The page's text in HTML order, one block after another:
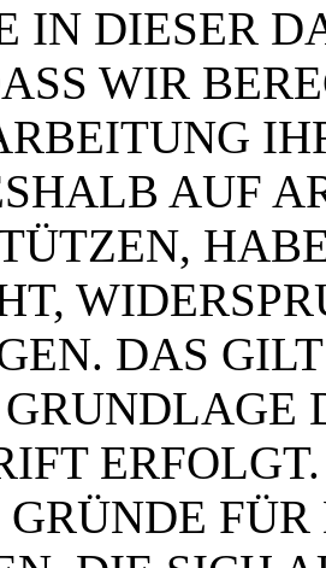
IN DIESER
WIR
AUF
DAS
GRÜNDE